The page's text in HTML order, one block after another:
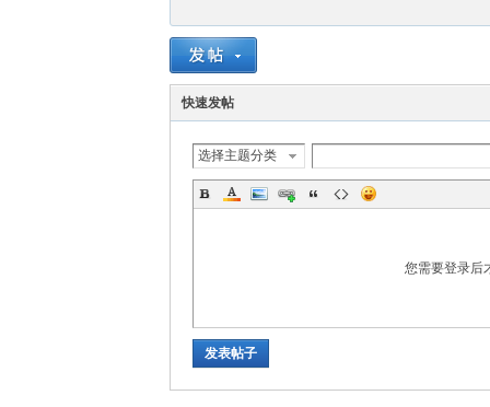
快速发帖
选择主题分类
您需要登录后
发表帖子